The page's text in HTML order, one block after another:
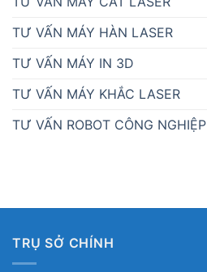
TƯ VẤN MÁY HÀN LASER
TƯ VẤN MÁY IN 3D
TƯ VẤN MÁY KHẮC LASER
TƯ VẤN ROBOT CÔNG NGHIỆP
TRỤ SỞ CHÍNH